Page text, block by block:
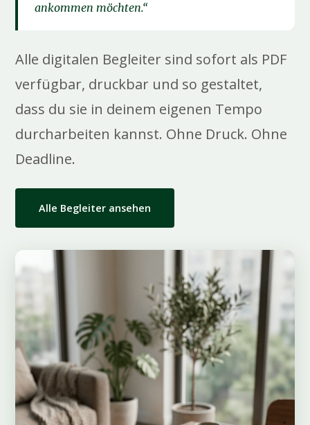
ankommen möchten.“
Alle digitalen Begleiter sind sofort als PDF
verfügbar, druckbar und so gestaltet,
dass du sie in deinem eigenen Tempo
durcharbeiten kannst. Ohne Druck. Ohne
Deadline.
Alle Begleiter ansehen